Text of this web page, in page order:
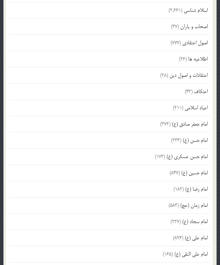
اسلام شناسی (2,661)
اصحاب و یاران(37)
اصول اعتقادی (777)
اطلاعیه ها (26)
اعتقادات و اصول دین (28)
اعتکاف (43)
اعیاد اسلامی (211)
امام جعفر صادق (ع)(372)
امام حسن (ع)(233)
امام حسن عسکری (ع)(172)
امام حسین (ع)(847)
امام رضا (ع)(182)
امام زمان (عج)(583)
امام سجاد (ع)(227)
امام علی (ع)(894)
امام علی النقی (ع)(165)